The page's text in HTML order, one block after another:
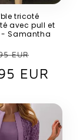
tricoté
avec pull et
Samantha
EUR
EUR